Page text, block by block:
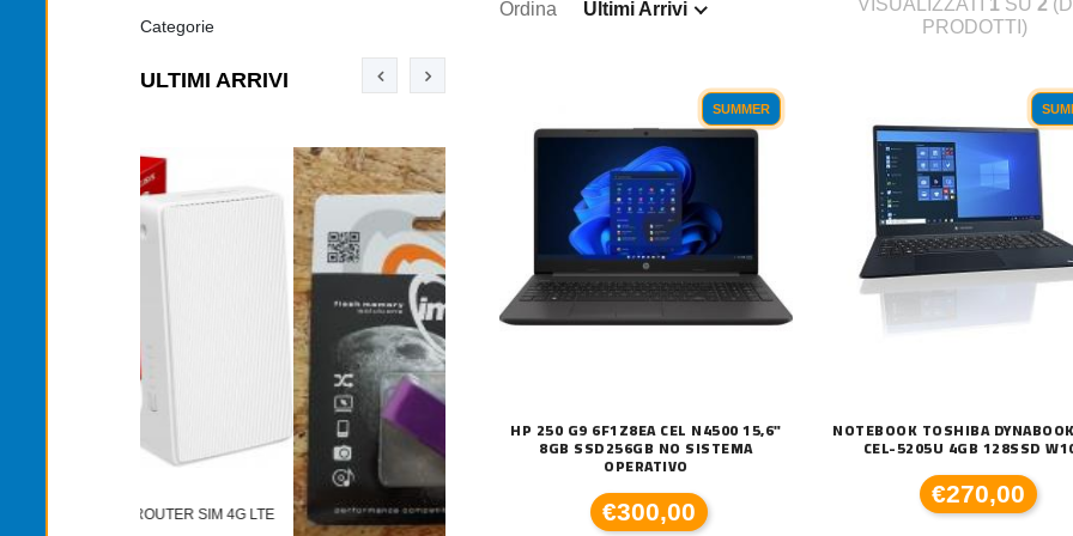
Categorie
ULTIMI ARRIVI
TONER TN-2590XL COMPATIBILE BROTHER DISSIPATORE CPU LED FRGB LGA 1700 1
Ordina Ultimi Arrivi
PRODOTTI)
SUMMER
HP 250 G9 6F1Z8EA CEL N4500 15,6"
8GB SSD256GB NO SISTEMA
OPERATIVO
€300,00
NOTEBOOK TOSHIBA
CEL-5205U 4GB 128SSD
€270,00